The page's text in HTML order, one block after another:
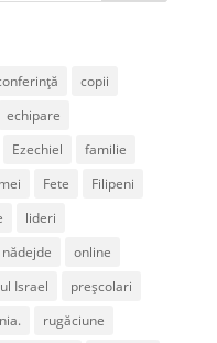
copii
echipare
Ezechiel
familie
Fete
Filipeni
lideri
nădejde
online
Israel
preșcolari
rugăciune